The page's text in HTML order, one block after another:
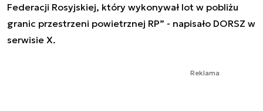
Federacji Rosyjskiej, który wykonywał lot w pobliżu
granic przestrzeni powietrznej RP” - napisało DORSZ w
serwisie X.
Reklama